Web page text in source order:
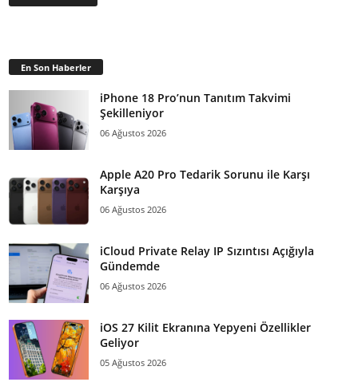
En Son Haberler
iPhone 18 Pro’nun Tanıtım Takvimi
Şekilleniyor
06 Ağustos 2026
Apple A20 Pro Tedarik Sorunu ile Karşı
Karşıya
06 Ağustos 2026
iCloud Private Relay IP Sızıntısı Açığıyla
Gündemde
06 Ağustos 2026
iOS 27 Kilit Ekranına Yepyeni Özellikler
Geliyor
05 Ağustos 2026